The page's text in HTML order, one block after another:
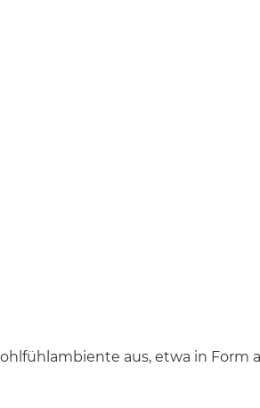
aus, etwa in